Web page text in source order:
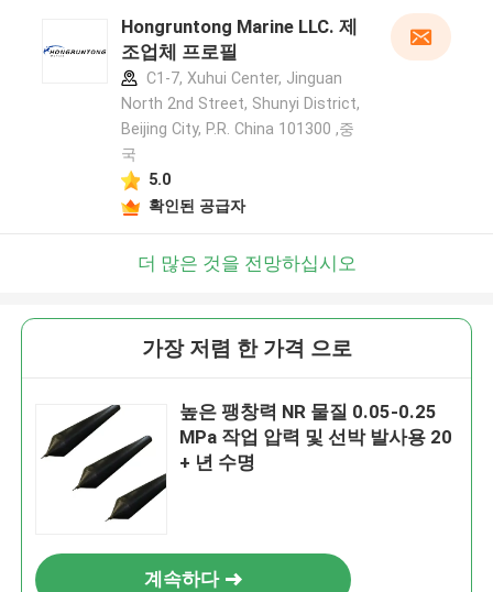
Hongruntong Marine LLC. 제
조업체 프로필
C1-7, Xuhui Center, Jinguan
North 2nd Street, Shunyi District,
Beijing City, P.R. China 101300 ,중
국
5.0
확인된 공급자
더 많은 것을 전망하십시오
가장 저렴 한 가격 으로
높은 팽창력 NR 물질 0.05-0.25
MPa 작업 압력 및 선박 발사용 20
+ 년 수명
계속하다